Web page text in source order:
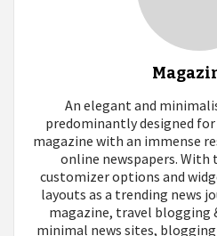
An elegant and
predominantly designed
magazine with an immense
online newspapers. With
customizer options and
layouts as a trending news
magazine, travel blogging
minimal news sites,